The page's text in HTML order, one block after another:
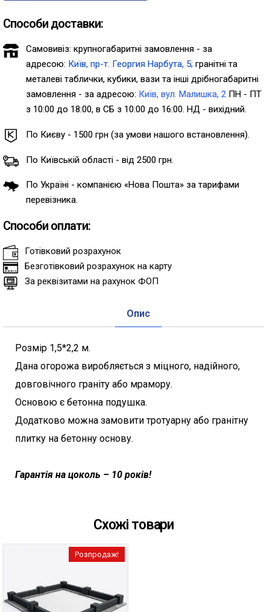
Способи доставки:
Самовивіз: крупногабаритні замовлення - за
адресою: Київ, пр-т. Георгия Нарбута, 5;гранітні та
металеві таблички, кубики, вази та інші дрібногабаритні
замовлення - за адресою: Київ, вул. Малишка, 2 ПН - ПТ
з 10:00 до 18:00, в СБ з 10:00 до 16:00. НД - вихідний.
По Києву - 1500 грн (за умови нашого встановлення).
По Київській області - від 2500 грн.
По Україні - компанією «Нова Пошта» за тарифами
перевізника.
Способи оплати:
Готівковий розрахунок
Безготівковий розрахунок на карту
За реквізитами на рахунок ФОП
Опис
Розмір 1,5*2,2 м.
Дана огорожа виробляється з міцного, надійного,
довговічного граніту або мрамору.
Основою є бетонна подушка.
Додатково можна замовити тротуарну або гранітну
плитку на бетонну основу.
Гарантія на цоколь – 10 років!
Схожі товари
Розпродаж!